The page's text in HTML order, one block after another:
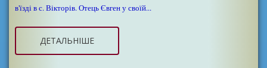
в'їзді в с. Вікторів. Отець Євген у своїй...
ДЕТАЛЬНІШЕ